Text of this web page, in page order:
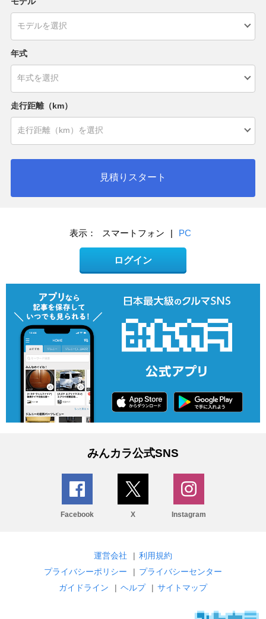
年式
走行距離（km）
見積りスタート
表示： スマートフォン | PC
ログイン
みんカラ公式SNS
Facebook X Instagram
運営会社 | 利用規約
プライバシーポリシー
| プライバシーセンター
ガイドライン
| ヘルプ | サイトマップ